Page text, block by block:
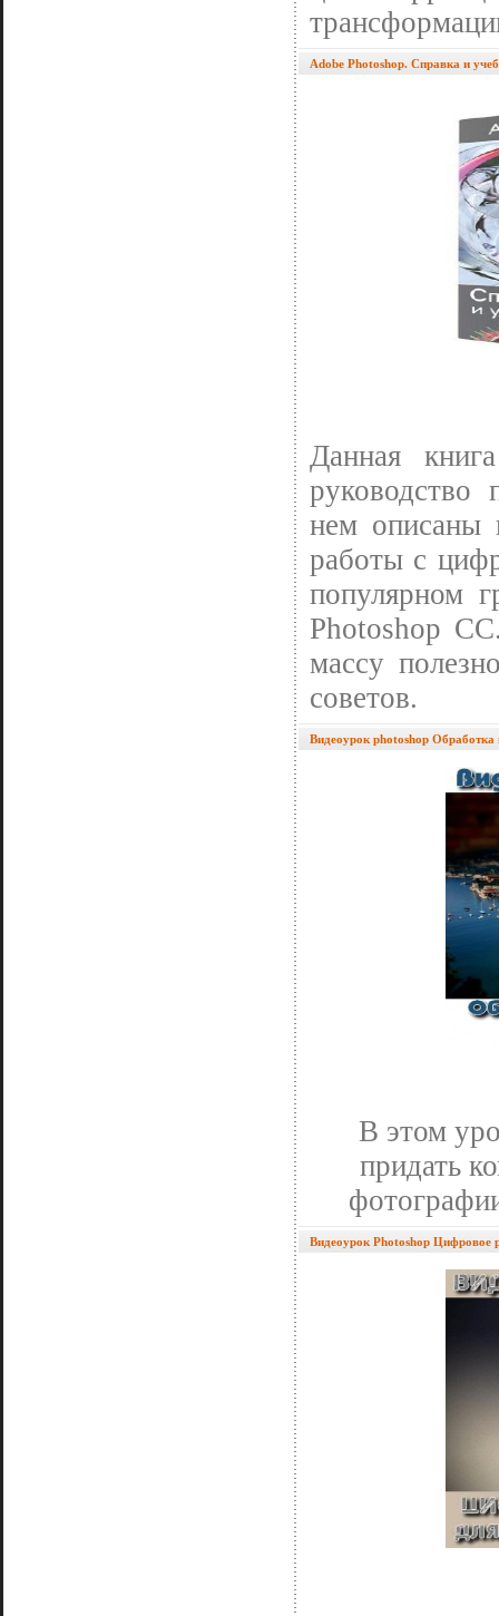
Adobe Photoshop. Справка и
Данная
руководство
нем описаны
работы с
популярном
Photoshop
массу
советов.
Видеоурок photoshop
В этом
придать
Видеоурок Photoshop Цифровое